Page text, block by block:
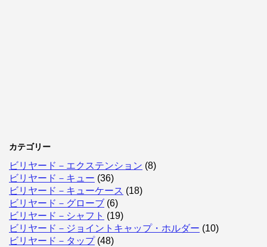
カテゴリー
ビリヤード－エクステンション (8)
ビリヤード－キュー (36)
ビリヤード－キューケース (18)
ビリヤード－グローブ (6)
ビリヤード－シャフト (19)
ビリヤード－ジョイントキャップ・ホルダー (10)
ビリヤード－タップ(48)